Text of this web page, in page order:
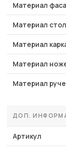
Материал
Материал
Материал
Материал
Материал
ДОП.
Артикул